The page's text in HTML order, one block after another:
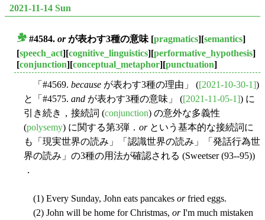
2021-11-14 Sun
#4584. orが表わす3種の意味 [pragmatics][semantics]
[speech_act][cognitive_linguistics][performative_hypothesis]
[conjunction][conceptual_metaphor][punctuation]
「#4569. because が表わす3種の理由」 ([2021-10-30-1])
と「#4575. and が表わす3種の意味」 ([2021-11-05-1]) に
引き続き，接続詞 (conjunction) の意外な多義性
(polysemy) に関する第3弾． orという基本的な接続詞に
も「現実世界の読み」「認識世界の読み」「発話行為世
界の読み」の3種の用法が確認される (Sweetser (93--95))
．
(1) Every Sunday, John eats pancakes orfried eggs.
(2) John will be home for Christmas, orI'm much mistaken